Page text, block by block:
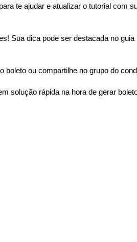
te ajudar e atualizar o tutorial com
Sua dica pode ser destacada no
boleto ou compartilhe no grupo do
solução rápida na hora de gerar